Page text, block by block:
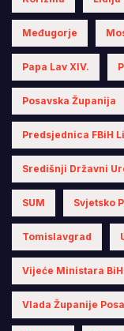
Međugorje
Papa Lav XIV.
Posavska Županija
Predsjednica FBiH
Središnji Državni
SUM Svjetsko
Tomislavgrad
Vijeće Ministara BiH
Vlada Županije